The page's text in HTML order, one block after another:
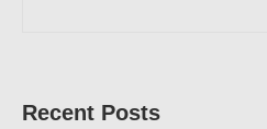
Recent Posts